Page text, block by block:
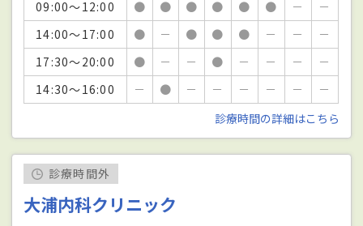
09:00～12:00 ● ● ● ● ● ● －
－
14:00～17:00
● － ● ● ● － －
－
17:30～20:00
● － － ● － － －
－
14:30～16:00
－ ● － － － － －
－
診療時間の詳細はこちら
診療時間外
大浦内科クリニック